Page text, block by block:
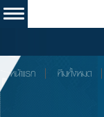
หน้าแรก ทีมทั้งหมด